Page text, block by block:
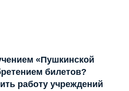
«Пушкинской
билетов?
работу учреждений